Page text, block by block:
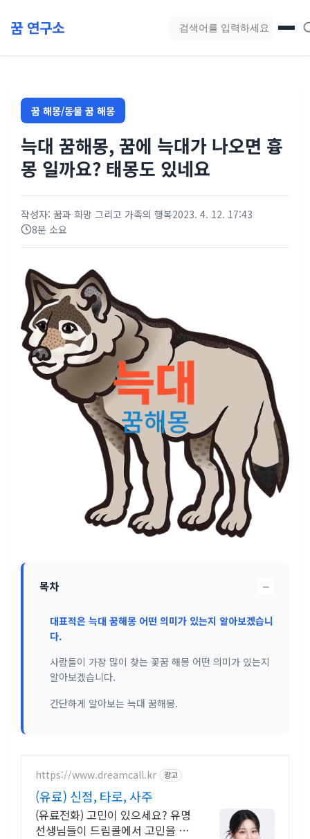
꿈 연구소 블로그 검색
꿈 해몽/동물 꿈 해몽
늑대 꿈해몽, 꿈에 늑대가 나오면 흉
몽 일까요? 태몽도 있네요
작성자: 꿈과 희망 그리고 가족의 행복2023. 4. 12. 17:43
8분 소요
목차 −
대표적은 늑대 꿈해몽 어떤 의미가 있는지 알아보겠습니
다.
사람들이 가장 많이 찾는 꽃꿈 해몽 어떤 의미가 있는지
알아보겠습니다.
간단하게 알아보는 늑대 꿈해몽.
https://www.dreamcall.kr 광고
(유료) 신점, 타로, 사주
(유료전화) 고민이 있으세요? 유명
선생님들이 드림콜에서 고민을 해